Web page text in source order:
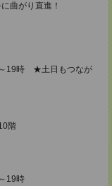
曲がり直進！
19時 ★土日もつなが
階
19時